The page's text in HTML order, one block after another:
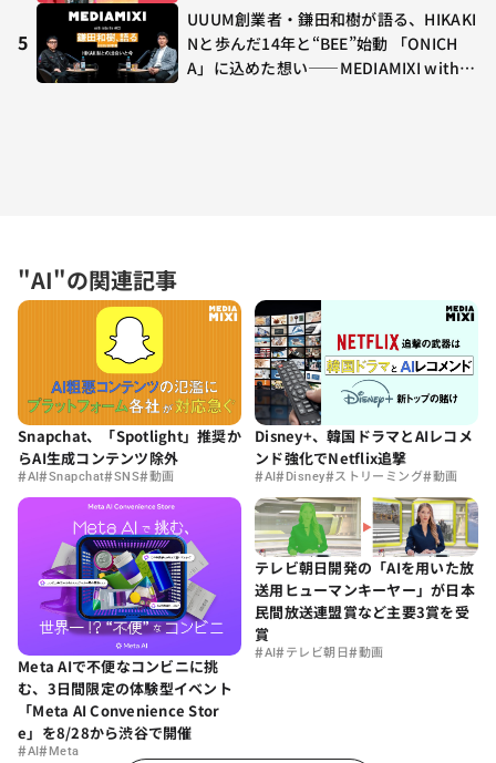
"AI"の関連記事
Snapchat、「Spotlight」推奨か
らAI生成コンテンツ除外
#AI#Snapchat#SNS#動画
Disney+、韓国ドラマとAIレコメ
ンド強化でNetflix追撃
#AI# Disney#ストリーミング#動画
Meta AIで不便なコンビニに挑
む、3日間限定の体験型イベント
「Meta AI Convenience Stor
e」を8/28から渋谷で開催
#AI# Meta
テレビ朝日開発の「AIを用いた放
送用ヒューマンキーヤー」が日本
民間放送連盟賞など主要3賞を受
賞
#AI#テレビ朝日#動画
5
UUUM創業者・鎌田和樹が語る、HIKAKI
Nと歩んだ14年と“BEE”始動 「ONICH
A」に込めた想い——MEDIAMIXI with in